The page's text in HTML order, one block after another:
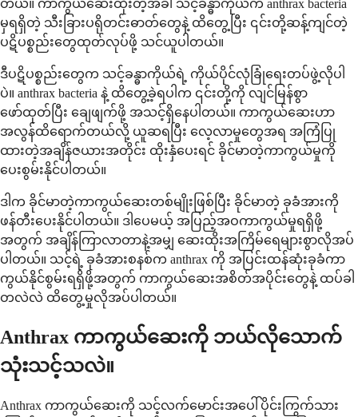
တယ်။ ကာကွယ်ဆေးထိုးတဲ့အခါ သင့်ခန္ဓာကိုယ်က anthrax bacteria
မှရရှိတဲ့ သီးခြားပရိုတင်းဓာတ်တွေနဲ့ ထိတွေ့ပြီး ၎င်းတို့ဆန့်ကျင်တဲ့
ပဋိပစ္စည်းတွေထုတ်လုပ်ဖို့ သင်ယူပါတယ်။
ဒီပဋိပစ္စည်းတွေက သင့်ခန္ဓာကိုယ်ရဲ့ ကိုယ်ပိုင်လုံခြုံရေးတပ်ဖွဲ့လိုပါ
ပဲ။ anthrax bacteria နဲ့ ထိတွေ့ခဲ့ရပါက ၎င်းတို့ကို လျင်မြန်စွာ
ဖော်ထုတ်ပြီး ချေဖျက်ဖို့ အသင့်ရှိနေပါတယ်။ ကာကွယ်ဆေးဟာ
အလွန်ထိရောက်တယ်လို့ ယူဆရပြီး လေ့လာမှုတွေအရ အကြံပြု
ထားတဲ့အချိန်ဇယားအတိုင်း ထိုးနှံပေးရင် ခိုင်မာတဲ့ကာကွယ်မှုကို
ပေးစွမ်းနိုင်ပါတယ်။
ဒါက ခိုင်မာတဲ့ကာကွယ်ဆေးတစ်မျိုးဖြစ်ပြီး ခိုင်မာတဲ့ ခုခံအားကို
ဖန်တီးပေးနိုင်ပါတယ်။ ဒါပေမယ့် အပြည့်အဝကာကွယ်မှုရရှိဖို့
အတွက် အချိန်ကြာလာတာနဲ့အမျှ ဆေးထိုးအကြိမ်ရေများစွာလိုအပ်
ပါတယ်။ သင့်ရဲ့ ခုခံအားစနစ်က anthrax ကို အပြင်းထန်ဆုံးခုခံကာ
ကွယ်နိုင်စွမ်းရရှိဖို့အတွက် ကာကွယ်ဆေးအစိတ်အပိုင်းတွေနဲ့ ထပ်ခါ
တလဲလဲ ထိတွေ့မှုလိုအပ်ပါတယ်။
Anthrax ကာကွယ်ဆေးကို ဘယ်လိုသောက်
သုံးသင့်သလဲ။
Anthrax ကာကွယ်ဆေးကို သင့်လက်မောင်းအပေါ်ပိုင်းကြွက်သား